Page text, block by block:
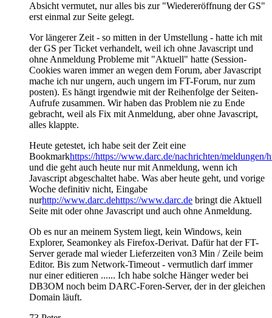
Absicht vermutet, nur alles bis zur "Wiedereröffnung der GS"
erst einmal zur Seite gelegt.
Vor längerer Zeit - so mitten in der Umstellung - hatte ich mit
der GS per Ticket verhandelt, weil ich ohne Javascript und
ohne Anmeldung Probleme mit "Aktuell" hatte (Session-
Cookies waren immer an wegen dem Forum, aber Javascript
mache ich nur ungern, auch ungern im FT-Forum, nur zum
posten). Es hängt irgendwie mit der Reihenfolge der Seiten-
Aufrufe zusammen. Wir haben das Problem nie zu Ende
gebracht, weil als Fix mit Anmeldung, aber ohne Javascript,
alles klappte.
Heute getestet, ich habe seit der Zeit eine
Bookmarkhttps://https://www.darc.de/nachrichten/meldungen/
und die geht auch heute nur mit Anmeldung, wenn ich
Javascript abgeschaltet habe. Was aber heute geht, und vorige
Woche definitiv nicht, Eingabe
nurhttp://www.darc.dehttps://www.darc.de bringt die Aktuell
Seite mit oder ohne Javascript und auch ohne Anmeldung.
Ob es nur an meinem System liegt, kein Windows, kein
Explorer, Seamonkey als Firefox-Derivat. Dafür hat der FT-
Server gerade mal wieder Lieferzeiten von3 Min / Zeile beim
Editor. Bis zum Network-Timeout - vermutlich darf immer
nur einer editieren ...... Ich habe solche Hänger weder bei
DB3OM noch beim DARC-Foren-Server, der in der gleichen
Domain läuft.